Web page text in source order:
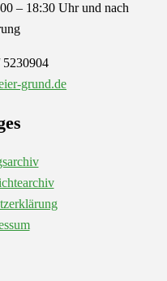
– 18:30 Uhr und nach
5230904
grund.de